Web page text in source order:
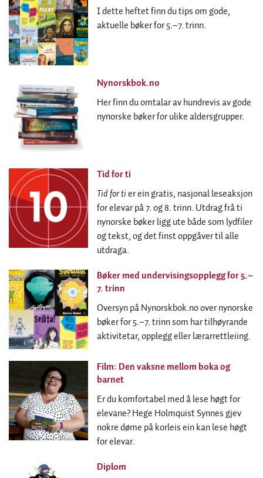
I dette heftet finn du tips om gode,
aktuelle bøker for 5.–7. trinn.
Nynorskbok.no
Her finn du omtalar av hundrevis av gode
nynorske bøker for ulike aldersgrupper.
Tid for ti
Tid for tier ein gratis, nasjonal leseaksjon
for elevar på 7. og 8. trinn. Utdrag frå ti
nynorske bøker ligg ute både som lydfiler
og tekst, og det finst oppgåver til alle
utdraga.
Bøker med undervisingsopplegg for 5.–
7. trinn
Oversyn på Nynorskbok.no over nynorske
bøker for 5.–7. trinn som har tilhøyrande
aktivitetar, opplegg eller lærarrettleiing.
Film: Den vaksne mellom boka og
barnet
Er du komfortabel med å lese høgt for
elevane? Hege Holmquist Synnes gjev
nokre døme på korleis ein kan lese høgt
for elevar.
Diplom